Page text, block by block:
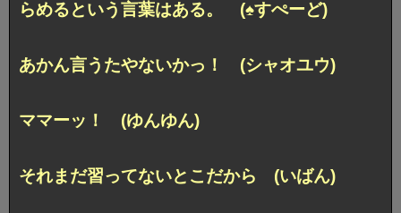
らめるという言葉はある。 (♠すぺーど)
あかん言うたやないかっ！ (シャオユウ)
ママーッ！ (ゆんゆん)
それまだ習ってないとこだから (いばん)